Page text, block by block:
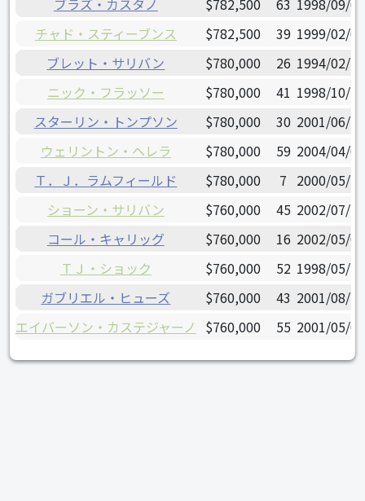
ブラズ・カスタノ
$782,500 63 1998/09/08
チャド・スティーブンス
$782,500 39 1999/02/03
ブレット・サリバン
$780,000 26 1994/02/22
ニック・フラッソー
$780,000 41 1998/10/18
スターリン・トンプソン
$780,000 30 2001/06/26
ウェリントン・ヘレラ
$780,000 59 2004/04/03
Ｔ．Ｊ．ラムフィールド
$780,000 7 2000/05/17
ショーン・サリバン
$760,000 45 2002/07/22
コール・キャリッグ
$760,000 16 2002/05/08
ＴＪ・ショック
$760,000 52 1998/05/29
ガブリエル・ヒューズ
$760,000 43 2001/08/22
エイバーソン・カステジャーノ
$760,000 55 2001/05/09